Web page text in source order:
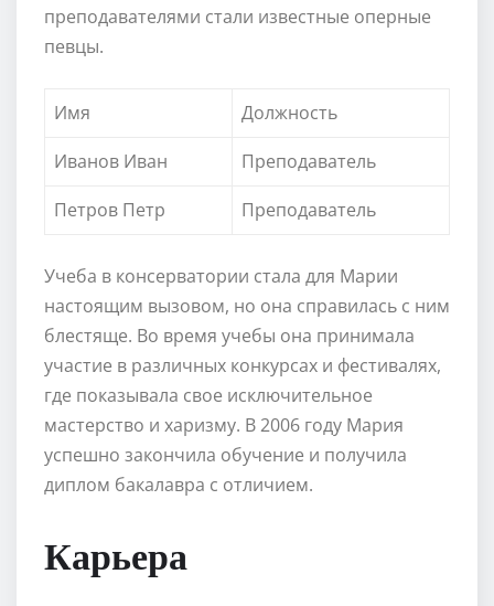
преподавателями стали известные оперные
певцы.
Имя
Должность
Иванов Иван
Преподаватель
Петров Петр
Преподаватель
Учеба в консерватории стала для Марии
настоящим вызовом, но она справилась с ним
блестяще. Во время учебы она принимала
участие в различных конкурсах и фестивалях,
где показывала свое исключительное
мастерство и харизму. В 2006 году Мария
успешно закончила обучение и получила
диплом бакалавра с отличием.
Карьера